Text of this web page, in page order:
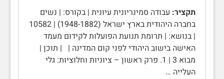
תקציר: עבודה סמינריונית עיונית | בקורס: | נשים
בחברה היהודית בארץ ישראל (1948-1882) | 10582
| בנושא: | תרומת תנועת הפועלות לקידום מעמד
האישה בישוב היהודי לפני קום המדינה | | תוכן |
מבוא 3 | 1. פרק ראשון – ציוניות וחלוציות: גלי
העלייה …